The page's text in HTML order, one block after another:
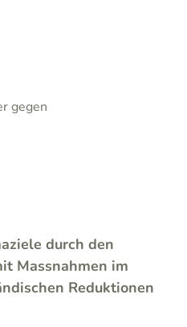
gegen
durch den
Massnahmen im
Reduktionen